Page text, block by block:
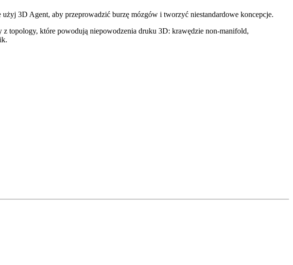
3D Agent, aby przeprowadzić burzę mózgów i tworzyć niestandardowe koncepcje.
topology, które powodują niepowodzenia druku 3D: krawędzie non-manifold,